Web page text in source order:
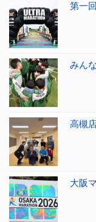
第一
みん
高槻
大阪